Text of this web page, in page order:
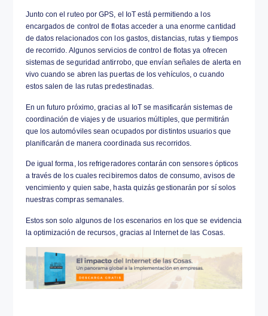
el paradigma deInternet de las Cosas (o IoT, del
Things)con dispositivos independientes e
controlan todo lo que sea susceptible de
piezas y procesos de la cadena productiva, así
remoto y en tiempo real de todo tipo de ítems y
Las consecuencias de esto son innumerables e
prácticamente todos los ámbitos económicos. Por
cadena y evitar fallas y, por lo tanto, gastos en
reparaciones. De la misma forma, el control y
combustible, aceite y otros ítems ya está
adoptado para la industria del transporte de todos
Junto con el ruteo por GPS, el IoT está
encargados de control de flotas acceder a una
de datos relacionados con los gastos, distancias,